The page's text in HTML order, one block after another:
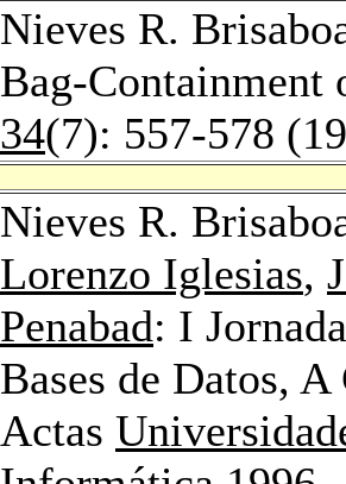
Nieves R.
Bag-
34(7): 557-578
Nieves R.
Lorenzo Iglesias,
Penabad: I
Bases de Datos,
Actas